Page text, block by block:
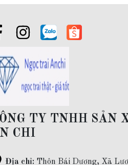
TY TNHH SẢN
CHI
Địa chỉ: Thôn Bái Dương, Xã